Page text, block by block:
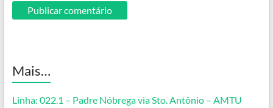
Mais…
Linha: 022.1 – Padre Nóbrega via Sto. Antônio – AMTU